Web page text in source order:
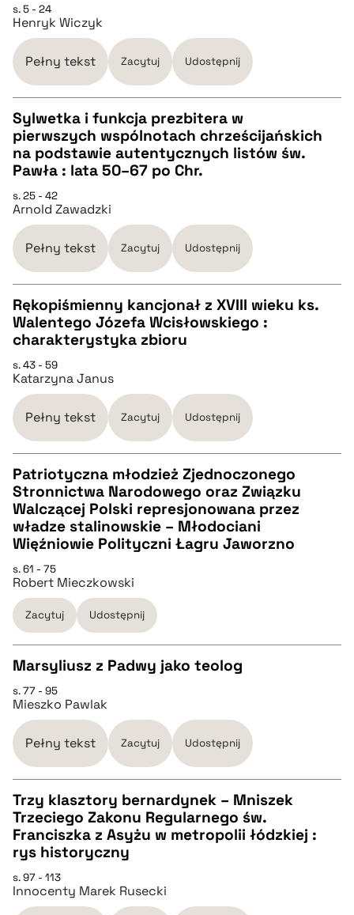
s. 5 - 24
Henryk Wiczyk
Pełny tekst Zacytuj Udostępnij
CZYSTY TEKST
pobierz cytat
BIBTEX
pobierz cytat
Sylwetka i funkcja prezbitera w
pierwszych wspólnotach chrześcijańskich
na podstawie autentycznych listów św.
Pawła : lata 50–67 po Chr.
s. 25 - 42
Arnold Zawadzki
Pełny tekst Zacytuj Udostępnij
CZYSTY TEKST
pobierz cytat
BIBTEX
pobierz cytat
Rękopiśmienny kancjonał z XVIII wieku ks.
Walentego Józefa Wcisłowskiego :
charakterystyka zbioru
s. 43 - 59
Katarzyna Janus
Pełny tekst Zacytuj Udostępnij
CZYSTY TEKST
pobierz cytat
BIBTEX
pobierz cytat
Patriotyczna młodzież Zjednoczonego
Stronnictwa Narodowego oraz Związku
Walczącej Polski represjonowana przez
władze stalinowskie – Młodociani
Więźniowie Polityczni Łagru Jaworzno
s. 61 - 75
Robert Mieczkowski
Zacytuj Udostępnij
CZYSTY TEKST
pobierz cytat
BIBTEX
pobierz cytat
Marsyliusz z Padwy jako teolog
s. 77 - 95
Mieszko Pawlak
Pełny tekst Zacytuj Udostępnij
CZYSTY TEKST
pobierz cytat
Trzy klasztory bernardynek – Mniszek
Trzeciego Zakonu Regularnego św.
Franciszka z Asyżu w metropolii łódzkiej :
rys historyczny
s. 97 - 113
Innocenty Marek Rusecki